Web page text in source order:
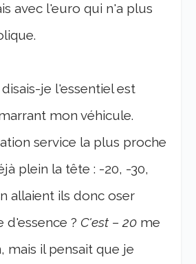
avec l'euro qui n'a plus
je l'essentiel est
mon véhicule.
service la plus proche
plein la tête : -20, -30,
allaient ils donc oser
d'essence ? C'est – 20 me
mais il pensait que je